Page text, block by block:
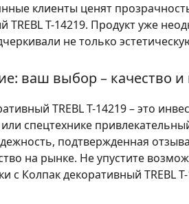
клиенты ценят
TREBL T-14219. Продукт уже
не только
ваш выбор – качество и
TREBL T-14219 – это
спецтехнике
подтвержденная
на рынке. Не упустите
с Колпак декоративный TREBL